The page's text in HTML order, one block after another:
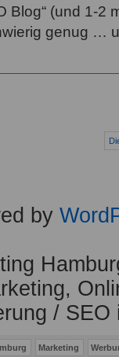
Blog“ (und 1-2
genug …
by
/ SEO
Marketing